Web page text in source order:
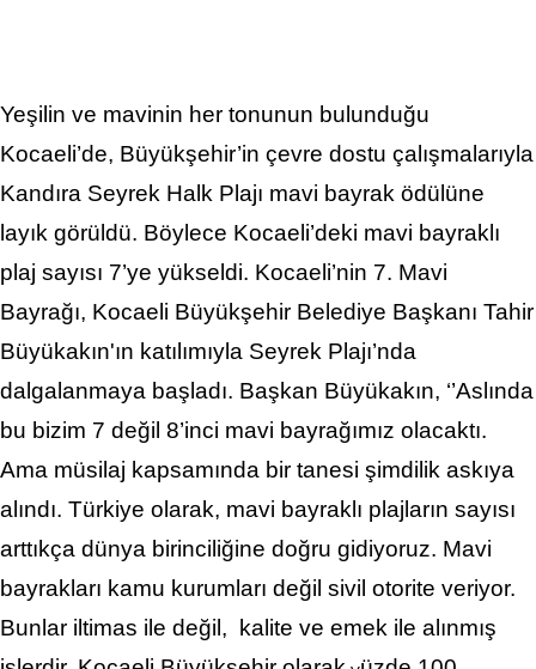
Yeşilin ve mavinin her tonunun bulunduğu
Kocaeli’de, Büyükşehir’in çevre dostu çalışmalarıyla
Kandıra Seyrek Halk Plajı mavi bayrak ödülüne
layık görüldü. Böylece Kocaeli’deki mavi bayraklı
plaj sayısı 7’ye yükseldi. Kocaeli’nin 7. Mavi
Bayrağı, Kocaeli Büyükşehir Belediye Başkanı Tahir
Büyükakın'ın katılımıyla Seyrek Plajı’nda
dalgalanmaya başladı. Başkan Büyükakın, ‘’Aslında
bu bizim 7 değil 8’inci mavi bayrağımız olacaktı.
Ama müsilaj kapsamında bir tanesi şimdilik askıya
alındı. Türkiye olarak, mavi bayraklı plajların sayısı
arttıkça dünya birinciliğine doğru gidiyoruz. Mavi
bayrakları kamu kurumları değil sivil otorite veriyor.
Bunlar iltimas ile değil, kalite ve emek ile alınmış